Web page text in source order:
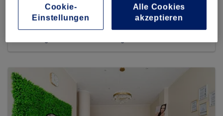
Olioderma Kosmetik Studio
376 reviews
Cookie-
Einstellungen
Alle Cookies
akzeptieren